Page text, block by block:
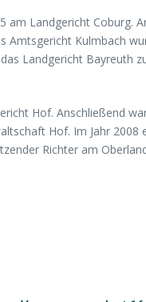
am Landgericht
Kulmbach
Landgericht
Hof. Anschließend
Hof. Im Jahr
Richter am